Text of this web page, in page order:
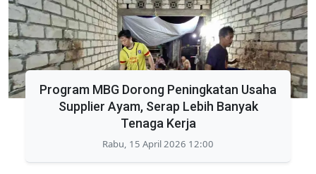
Program MBG Dorong Peningkatan Usaha
Supplier Ayam, Serap Lebih Banyak
Tenaga Kerja
Rabu, 15 April 2026 12:00